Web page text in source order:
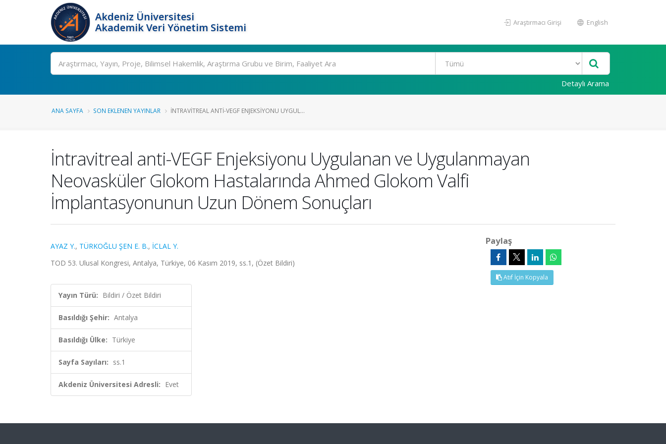
Akdeniz Üniversitesi
Akademik Veri Yönetim Sistemi
Araştırmacı Girişi English
Ara
Detaylı Arama
ANA SAYFA SON EKLENEN YAYINLAR İNTRAVITREAL ANTI-VEGF ENJEKSIYONU UYGUL...
İntravitreal anti-VEGF Enjeksiyonu Uygulanan ve Uygulanmayan
Neovasküler Glokom Hastalarında Ahmed Glokom Valfi
İmplantasyonunun Uzun Dönem Sonuçları
AYAZ Y., TÜRKOĞLU ŞEN E. B., İCLAL Y.
TOD 53. Ulusal Kongresi, Antalya, Türkiye, 06 Kasım 2019, ss.1, (Özet Bildiri)
Yayın Türü: Bildiri / Özet Bildiri
Basıldığı Şehir: Antalya
Basıldığı Ülke: Türkiye
Sayfa Sayıları: ss.1
Akdeniz Üniversitesi Adresli: Evet
Paylaş
Atıf İçin Kopyala